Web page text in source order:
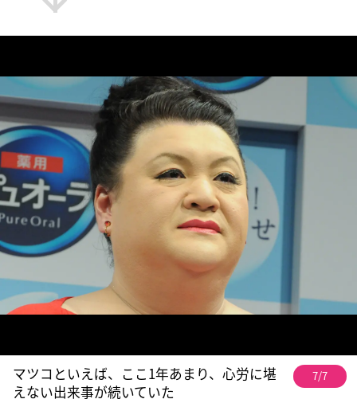
マツコといえば、ここ1年あまり、心労に堪
えない出来事が続いていた
7/7